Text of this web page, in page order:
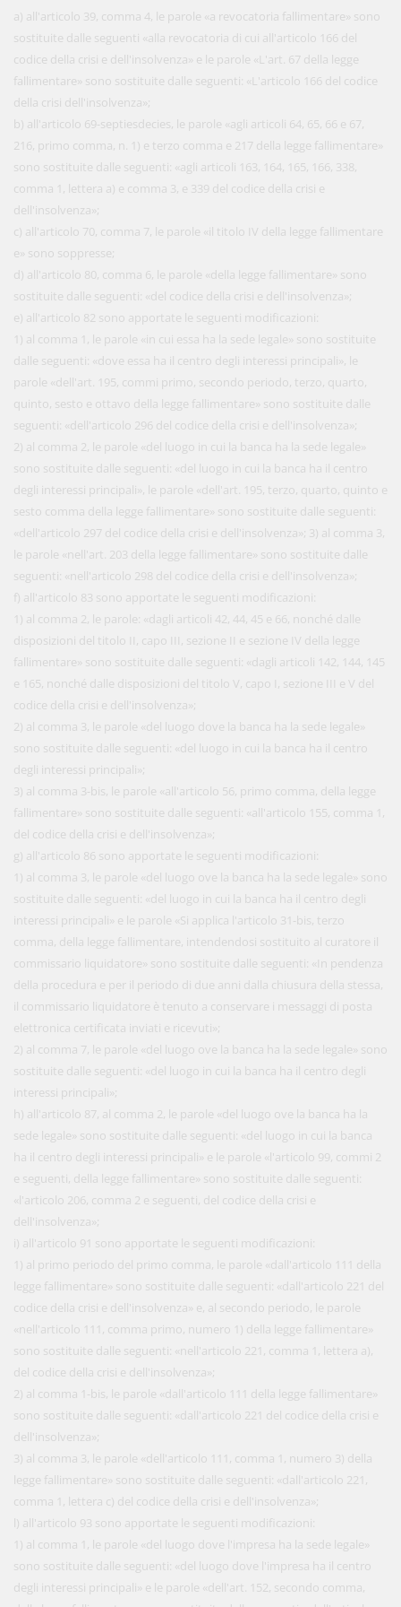
a) all'articolo 39, comma 4, le parole «a revocatoria fallimentare» sono
sostituite dalle seguenti «alla revocatoria di cui all'articolo 166 del
codice della crisi e dell'insolvenza» e le parole «L'art. 67 della legge
fallimentare» sono sostituite dalle seguenti: «L'articolo 166 del codice
della crisi dell'insolvenza»;
b) all'articolo 69-septiesdecies, le parole «agli articoli 64, 65, 66 e 67,
216, primo comma, n. 1) e terzo comma e 217 della legge fallimentare»
sono sostituite dalle seguenti: «agli articoli 163, 164, 165, 166, 338,
comma 1, lettera a) e comma 3, e 339 del codice della crisi e
dell'insolvenza»;
c) all'articolo 70, comma 7, le parole «il titolo IV della legge fallimentare
e» sono soppresse;
d) all'articolo 80, comma 6, le parole «della legge fallimentare» sono
sostituite dalle seguenti: «del codice della crisi e dell'insolvenza»;
e) all'articolo 82 sono apportate le seguenti modificazioni:
1) al comma 1, le parole «in cui essa ha la sede legale» sono sostituite
dalle seguenti: «dove essa ha il centro degli interessi principali», le
parole «dell'art. 195, commi primo, secondo periodo, terzo, quarto,
quinto, sesto e ottavo della legge fallimentare» sono sostituite dalle
seguenti: «dell'articolo 296 del codice della crisi e dell'insolvenza»;
2) al comma 2, le parole «del luogo in cui la banca ha la sede legale»
sono sostituite dalle seguenti: «del luogo in cui la banca ha il centro
degli interessi principali», le parole «dell'art. 195, terzo, quarto, quinto e
sesto comma della legge fallimentare» sono sostituite dalle seguenti:
«dell'articolo 297 del codice della crisi e dell'insolvenza»; 3) al comma 3,
le parole «nell'art. 203 della legge fallimentare» sono sostituite dalle
seguenti: «nell'articolo 298 del codice della crisi e dell'insolvenza»;
f) all'articolo 83 sono apportate le seguenti modificazioni:
1) al comma 2, le parole: «dagli articoli 42, 44, 45 e 66, nonché dalle
disposizioni del titolo II, capo III, sezione II e sezione IV della legge
fallimentare» sono sostituite dalle seguenti: «dagli articoli 142, 144, 145
e 165, nonché dalle disposizioni del titolo V, capo I, sezione III e V del
codice della crisi e dell'insolvenza»;
2) al comma 3, le parole «del luogo dove la banca ha la sede legale»
sono sostituite dalle seguenti: «del luogo in cui la banca ha il centro
degli interessi principali»;
3) al comma 3-bis, le parole «all'articolo 56, primo comma, della legge
fallimentare» sono sostituite dalle seguenti: «all'articolo 155, comma 1,
del codice della crisi e dell'insolvenza»;
g) all'articolo 86 sono apportate le seguenti modificazioni:
1) al comma 3, le parole «del luogo ove la banca ha la sede legale» sono
sostituite dalle seguenti: «del luogo in cui la banca ha il centro degli
interessi principali» e le parole «Si applica l'articolo 31-bis, terzo
comma, della legge fallimentare, intendendosi sostituito al curatore il
commissario liquidatore» sono sostituite dalle seguenti: «In pendenza
della procedura e per il periodo di due anni dalla chiusura della stessa,
il commissario liquidatore è tenuto a conservare i messaggi di posta
elettronica certificata inviati e ricevuti»;
2) al comma 7, le parole «del luogo ove la banca ha la sede legale» sono
sostituite dalle seguenti: «del luogo in cui la banca ha il centro degli
interessi principali»;
h) all'articolo 87, al comma 2, le parole «del luogo ove la banca ha la
sede legale» sono sostituite dalle seguenti: «del luogo in cui la banca
ha il centro degli interessi principali» e le parole «l'articolo 99, commi 2
e seguenti, della legge fallimentare» sono sostituite dalle seguenti:
«l'articolo 206, comma 2 e seguenti, del codice della crisi e
dell'insolvenza»;
i) all'articolo 91 sono apportate le seguenti modificazioni:
1) al primo periodo del primo comma, le parole «dall'articolo 111 della
legge fallimentare» sono sostituite dalle seguenti: «dall'articolo 221 del
codice della crisi e dell'insolvenza» e, al secondo periodo, le parole
«nell'articolo 111, comma primo, numero 1) della legge fallimentare»
sono sostituite dalle seguenti: «nell'articolo 221, comma 1, lettera a),
del codice della crisi e dell'insolvenza»;
2) al comma 1-bis, le parole «dall'articolo 111 della legge fallimentare»
sono sostituite dalle seguenti: «dall'articolo 221 del codice della crisi e
dell'insolvenza»;
3) al comma 3, le parole «dell'articolo 111, comma 1, numero 3) della
legge fallimentare» sono sostituite dalle seguenti: «dall'articolo 221,
comma 1, lettera c) del codice della crisi e dell'insolvenza»;
l) all'articolo 93 sono apportate le seguenti modificazioni:
1) al comma 1, le parole «del luogo dove l'impresa ha la sede legale»
sono sostituite dalle seguenti: «del luogo dove l'impresa ha il centro
degli interessi principali» e le parole «dell'art. 152, secondo comma,